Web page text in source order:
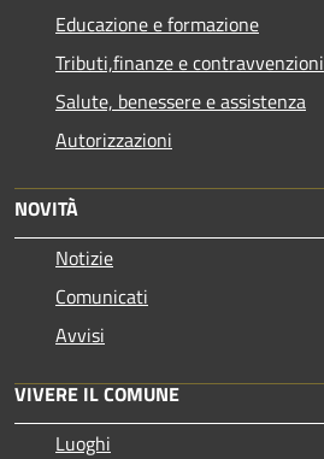
Educazione e formazione
Tributi,finanze e contravvenzioni
Salute, benessere e assistenza
Autorizzazioni
NOVITÀ
Notizie
Comunicati
Avvisi
VIVERE IL COMUNE
Luoghi